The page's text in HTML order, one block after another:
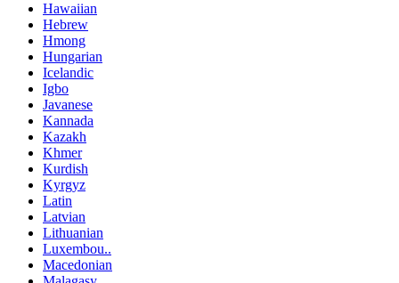
Hawaiian
Hebrew
Hmong
Hungarian
Icelandic
Igbo
Javanese
Kannada
Kazakh
Khmer
Kurdish
Kyrgyz
Latin
Latvian
Lithuanian
Luxembou..
Macedonian